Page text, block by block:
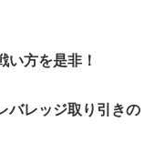
い方を是非！
バレッジ取り引きの